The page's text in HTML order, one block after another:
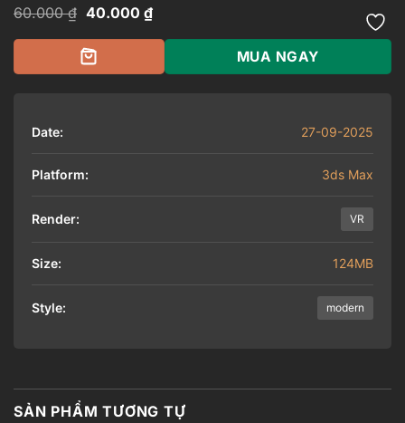
60.000₫ Giá
là:
60.000 ₫.
40.000 ₫Giá
hiện
tại
40.000 ₫.
MUA NGAY
Date: 27-09-2025
Platform: 3ds Max
Render: VR
Size: 124MB
Style: modern
SẢN PHẨM TƯƠNG TỰ